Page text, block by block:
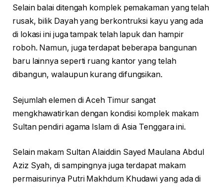
Selain balai ditengah komplek pemakaman yang telah
rusak, bilik Dayah yang berkontruksi kayu yang ada
di lokasi ini juga tampak telah lapuk dan hampir
roboh. Namun, juga terdapat beberapa bangunan
baru lainnya seperti ruang kantor yang telah
dibangun, walaupun kurang difungsikan.
Sejumlah elemen di Aceh Timur sangat
mengkhawatirkan dengan kondisi komplek makam
Sultan pendiri agama Islam di Asia Tenggara ini.
Selain makam Sultan Alaiddin Sayed Maulana Abdul
Aziz Syah, di sampingnya juga terdapat makam
permaisurinya Putri Makhdum Khudawi yang ada di